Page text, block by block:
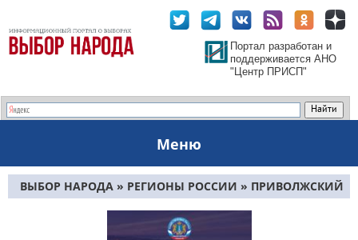
Портал разработан и
поддерживается АНО
"Центр ПРИСП"
Меню
ВЫБОР НАРОДА » РЕГИОНЫ РОССИИ » ПРИВОЛЖСКИЙ
» УЛЬЯНОВСКАЯ ОБЛАСТЬ